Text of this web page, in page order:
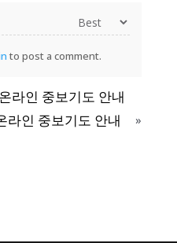
to post a comment.
라인 중보기도 안내
라인 중보기도 안내
»